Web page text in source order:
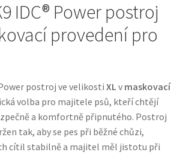
— Švédské krmivo s nordickou kvalitou
pro psy — Italské krmivo s
IDC® Power postroj
provedení pro
postroj ve velikosti XL v maskovací
volba pro majitele psů, kteří chtějí
a komfortně připnutého. Postroj
tak, aby se pes při běžné chůzi,
cítil stabilně a majitel měl jistotu při